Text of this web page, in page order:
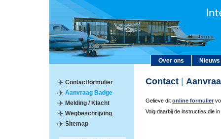
Over ons Nieuws
Contactformulier
Aanvraag Badge
Melding / Klacht
Wegbeschrijving
Sitemap
Contact
Gelieve dit online formulier
Volg daarbij de instructies die in